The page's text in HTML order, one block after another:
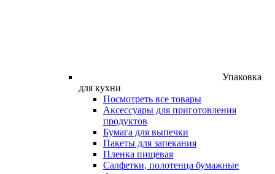
Упаковка
для кухни
Посмотреть все товары
Аксессуары для приготовления
продуктов
Бумага для выпечки
Пакеты для запекания
Пленка пищевая
Салфетки, полотенца бумажные